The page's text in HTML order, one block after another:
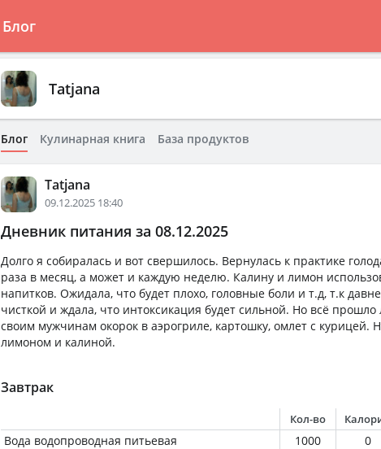
Блог
Tatjana
Блог Кулинарная книга База продуктов
Tatjana
09.12.2025 18:40
Дневник питания за 08.12.2025
Долго я собиралась и вот свершилось. Вернулась к практике
раза в месяц, а может и каждую неделю. Калину и лимон
напитков. Ожидала, что будет плохо, головные боли и т.д, т.к
чисткой и ждала, что интоксикация будет сильной. Но всё прошло
своим мужчинам окорок в аэрогриле, картошку, омлет с курицей.
лимоном и калиной.
Завтрак
Кол-во
Вода водопроводная питьевая 1000 0